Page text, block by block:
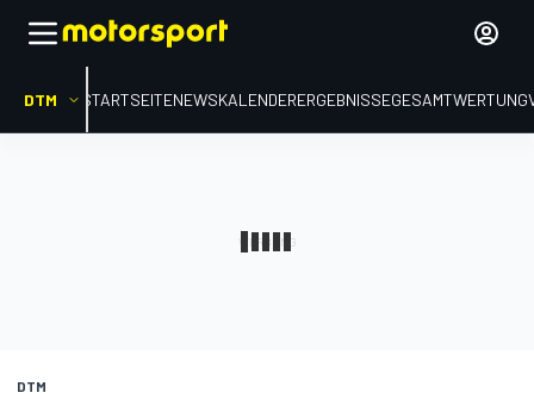
DTM STARTSEITENEWSKALENDERERGEBNISSEGESAMTWERTUNG
DTM